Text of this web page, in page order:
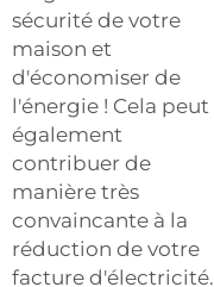
sécurité de votre
maison et
d'économiser de
l'énergie ! Cela peut
également
contribuer de
manière très
convaincante à la
réduction de votre
facture d'électricité.